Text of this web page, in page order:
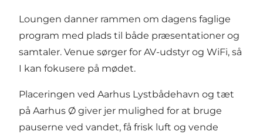
Loungen danner rammen om dagens faglige
program med plads til både præsentationer og
samtaler. Venue sørger for AV-udstyr og WiFi, så
I kan fokusere på mødet.
Placeringen ved Aarhus Lystbådehavn og tæt
på Aarhus Ø giver jer mulighed for at bruge
pauserne ved vandet, få frisk luft og vende